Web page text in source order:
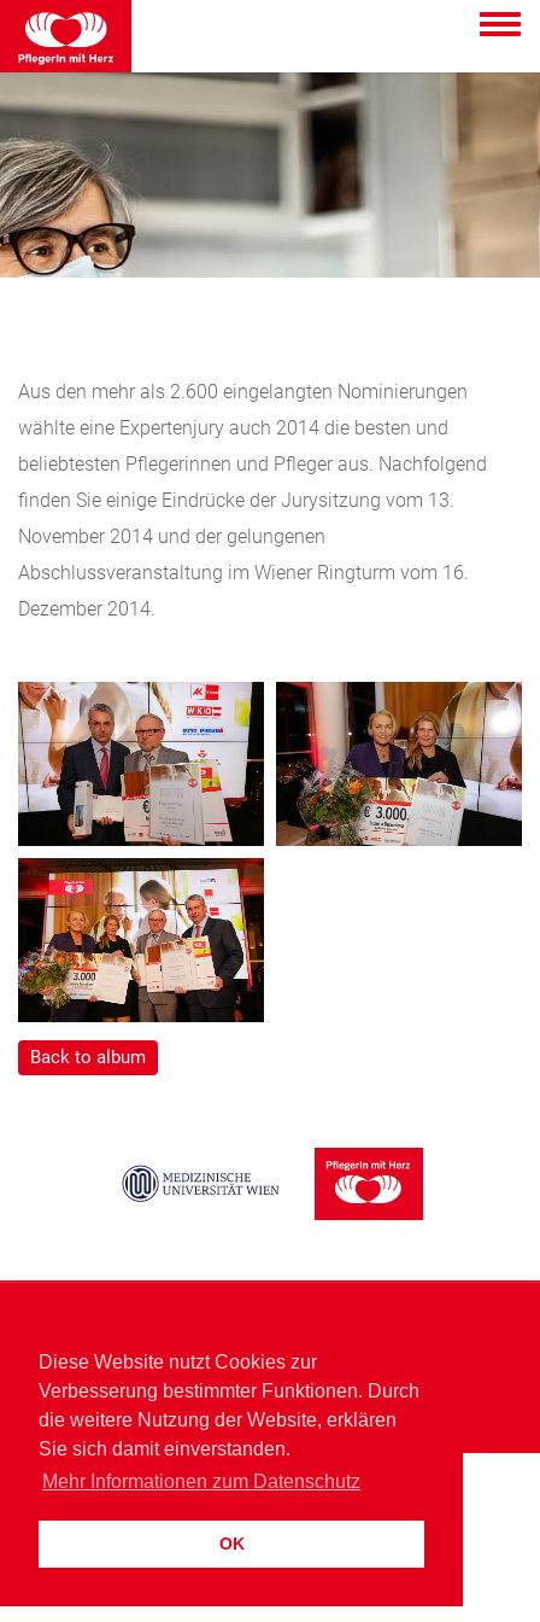
Diese Website nutzt Cookies zur
Verbesserung bestimmter Funktionen. Durch
die weitere Nutzung der Website, erklären
Sie sich damit einverstanden.
Mehr Informationen zum Datenschutz
OK
Aus den mehr als 2.600 eingelangten Nominierungen
wählte eine Expertenjury auch 2014 die besten und
beliebtesten Pflegerinnen und Pfleger aus. Nachfolgend
finden Sie einige Eindrücke der Jurysitzung vom 13.
November 2014 und der gelungenen
Abschlussveranstaltung im Wiener Ringturm vom 16.
Dezember 2014.
Back to album
Impressum und Rechtshinweise Datenschutz
Datenschutz für „PflegerIn mit Herz“ Kontakt